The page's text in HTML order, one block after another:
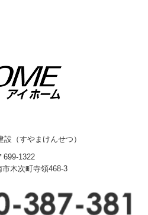
（すやまけんせつ）
699-1322
木次町寺領468-3